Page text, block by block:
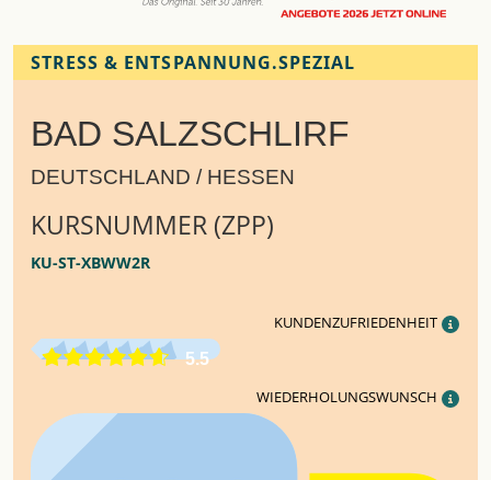
STRESS & ENTSPANNUNG.SPEZIAL
BAD SALZSCHLIRF
DEUTSCHLAND / HESSEN
KURSNUMMER (ZPP)
KU-ST-XBWW2R
KUNDENZUFRIEDENHEIT
5.5
WIEDERHOLUNGSWUNSCH